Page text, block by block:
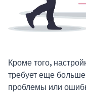
Кроме того,
требует еще
проблемы или